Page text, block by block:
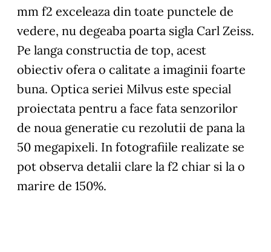
mm f2 exceleaza din toate punctele de
vedere, nu degeaba poarta sigla Carl Zeiss.
Pe langa constructia de top, acest
obiectiv ofera o calitate a imaginii foarte
buna. Optica seriei Milvus este special
proiectata pentru a face fata senzorilor
de noua generatie cu rezolutii de pana la
50 megapixeli. In fotografiile realizate se
pot observa detalii clare la f2 chiar si la o
marire de 150%.